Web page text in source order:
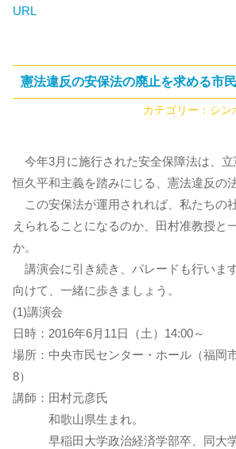
URL
憲法違反の安保法の廃止を求める市
カテゴリー： シン
今年3月に施行された安全保障法は、立
恒久平和主義を踏みにじる、憲法違反の
この安保法が運用されれば、私たちの
えられることになるのか、田村准教授と
か。
講演会に引き続き、パレードも行いま
向けて、一緒に歩きましょう。
(1)講演会
日時：2016年6月11日（土）14:00～
場所：中央市民センター・ホール（福岡
8）
講師：田村元彦氏
和歌山県生まれ。
早稲田大学政治経済学部卒、同大学